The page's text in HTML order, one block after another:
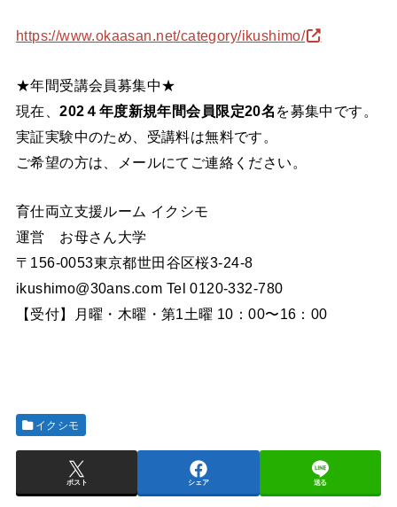
https://www.okaasan.net/category/ikushimo/
★年間受講会員募集中★
現在、202４年度新規年間会員限定20名 を募集中です。
実証実験中のため、受講料は無料です。
ご希望の方は、メールにてご連絡ください。
育仕両立支援ルーム イクシモ
運営 お母さん大学
〒156-0053東京都世田谷区桜3-24-8
ikushimo@30ans.com Tel 0120-332-780
【受付】月曜・木曜・第1土曜 10：00〜16：00
イクシモ
ポスト シェア 送る